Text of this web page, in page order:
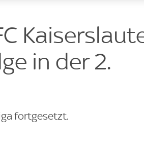
in der 2.
fortgesetzt.